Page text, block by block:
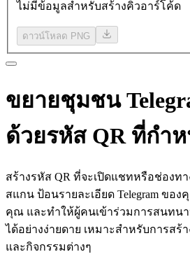
ไม่มีข้อมูลสำหรับสร้างคิวอาร์โค้ด
ดาวน์โหลด PNG
ขยายชุมชน
ด้วยรหัส QR ที่กำ
สร้างรหัส QR ที่จะเปิดแชทหรือช่องทา
สแกน ป้อนรายละเอียด Telegram ขอ
คุณ และทำให้ผู้คนเข้าร่วมการสนทน
ได้อย่างง่ายดาย เหมาะสำหรับการส
และกิจกรรมต่างๆ